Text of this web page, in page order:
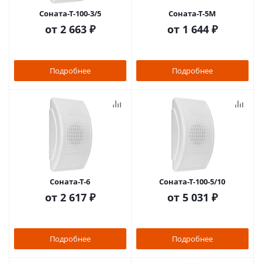
Соната-Т-100-3/5
от 2 663 ₽
Подробнее
Соната-Т-5М
от 1 644 ₽
Подробнее
Соната-Т-6
от 2 617 ₽
Подробнее
Соната-Т-100-5/10
от 5 031 ₽
Подробнее